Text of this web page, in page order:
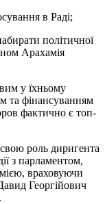
в Раді;
політичної
Арахамія
у їхньому
та фінансуванням
фактично є топ-
роль диригента
з парламентом,
враховуючи
Георгійович